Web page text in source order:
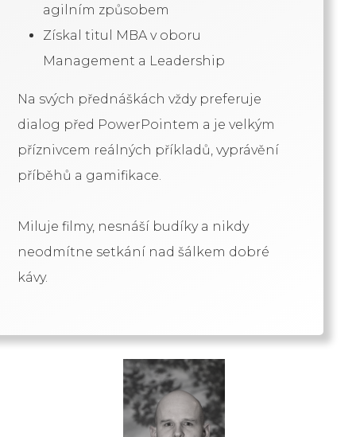
agilním způsobem
Získal titul MBA v oboru
Management a Leadership
Na svých přednáškách vždy preferuje
dialog před PowerPointem a je velkým
příznivcem reálných příkladů, vyprávění
příběhů a gamifikace.
Miluje filmy, nesnáší budíky a nikdy
neodmítne setkání nad šálkem dobré
kávy.